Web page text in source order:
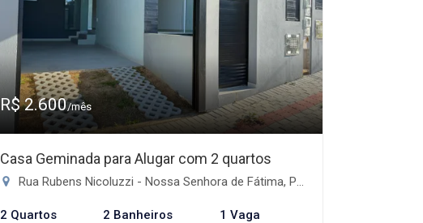
R$ 2.600/mês
Casa Geminada para Alugar com 2 quartos
Rua Rubens Nicoluzzi - Nossa Senhora de Fátima, Penha-SC
2 Quartos 2 Banheiros 1 Vaga